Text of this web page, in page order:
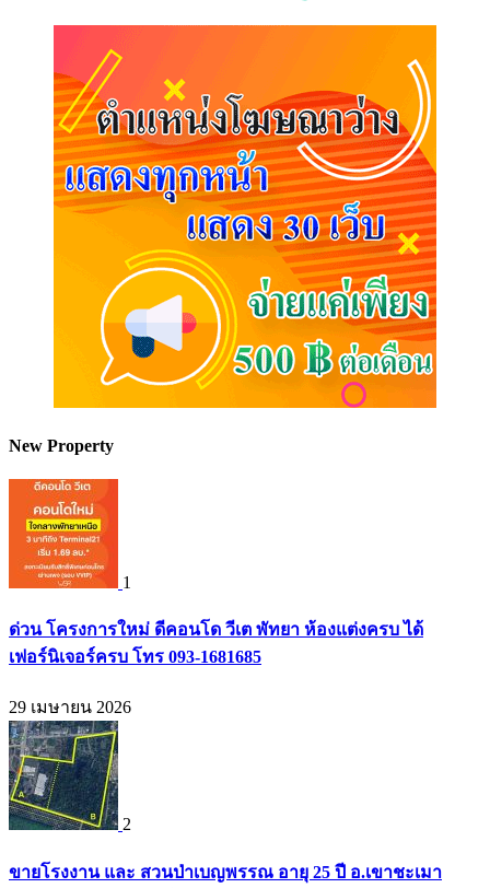
New Property
1
ด่วน โครงการใหม่ ดีคอนโด วีเต พัทยา ห้องแต่งครบ ได้
เฟอร์นิเจอร์ครบ โทร 093-1681685
29 เมษายน 2026
2
ขายโรงงาน และ สวนป่าเบญพรรณ อายุ 25 ปี อ.เขาชะเมา